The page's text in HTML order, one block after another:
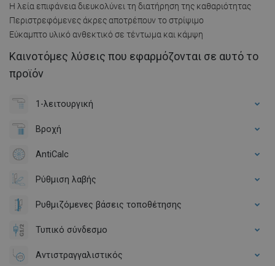
Η λεία επιφάνεια διευκολύνει τη διατήρηση της καθαριότητας
Περιστρεφόμενες άκρες αποτρέπουν το στρίψιμο
Εύκαμπτο υλικό ανθεκτικό σε τέντωμα και κάμψη
Καινοτόμες λύσεις που εφαρμόζονται σε αυτό το
προϊόν
1-λειτουργική
Βροχή
AntiCalc
Ρύθμιση λαβής
Ρυθμιζόμενες βάσεις τοποθέτησης
Τυπικό σύνδεσμο
Αντιστραγγαλιστικός